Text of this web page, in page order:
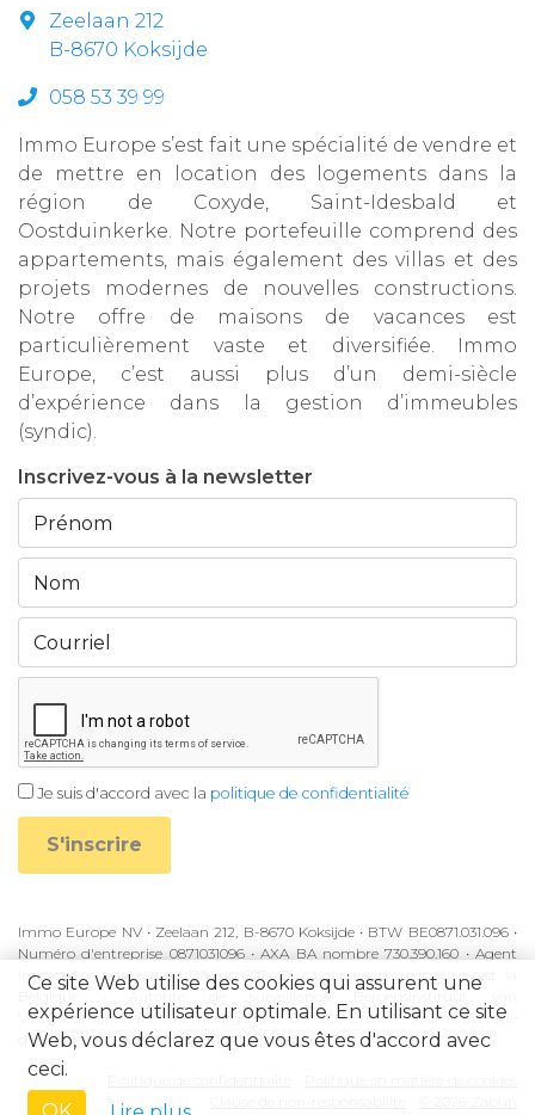
Zeelaan 212
B-8670 Koksijde
058 53 39 99
Immo Europe s’est fait une spécialité de vendre et
de mettre en location des logements dans la
région de Coxyde, Saint-Idesbald et
Oostduinkerke. Notre portefeuille comprend des
appartements, mais également des villas et des
projets modernes de nouvelles constructions.
Notre offre de maisons de vacances est
particulièrement vaste et diversifiée. Immo
Europe, c’est aussi plus d’un demi-siècle
d’expérience dans la gestion d’immeubles
(syndic).
Inscrivez-vous à la newsletter
Je suis d'accord avec la politique de confidentialité
S'inscrire
Immo Europe NV • Zeelaan 212, B-8670 Koksijde • BTW BE0871.031.096 •
Numéro d'entreprise 0871031096 • AXA BA nombre 730.390.160 • Agent
immobilier agréé avec BIV-nr 507.437 • Le pays d'attribution est la
Belgique • Autorité de surveillance: Beroepsinstituut van
Vastgoedmakelaars, Luxemburgstraat 16B, 1000 Brussel • Soumis au code
d'éthique BIV • KB à partir du 27 septembre 2006
Ce site Web utilise des cookies qui assurent une
expérience utilisateur optimale. En utilisant ce site
Web, vous déclarez que vous êtes d'accord avec
ceci.